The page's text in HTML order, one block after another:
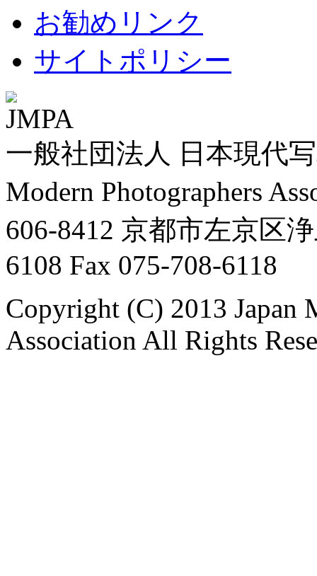
お勧めリンク
サイトポリシー
一般社団法人 日本現代
Modern Photographers
606-8412 京都市左京区
6108 Fax 075-708-6118
Copyright (C) 2013 Japan
Association All Rights